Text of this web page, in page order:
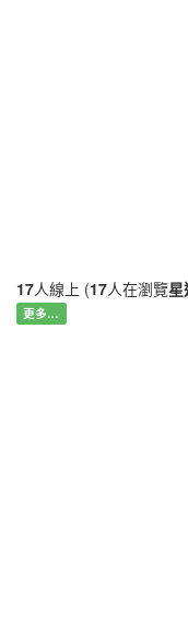
17人線上 (17人在瀏覽星
更多…